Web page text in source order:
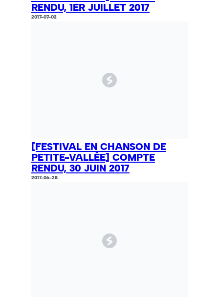
RENDU, 1ER JUILLET 2017
2017-07-02
[FESTIVAL EN CHANSON DE
PETITE-VALLÉE] COMPTE
RENDU, 30 JUIN 2017
2017-06-28